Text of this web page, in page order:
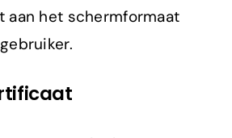
aan het schermformaat